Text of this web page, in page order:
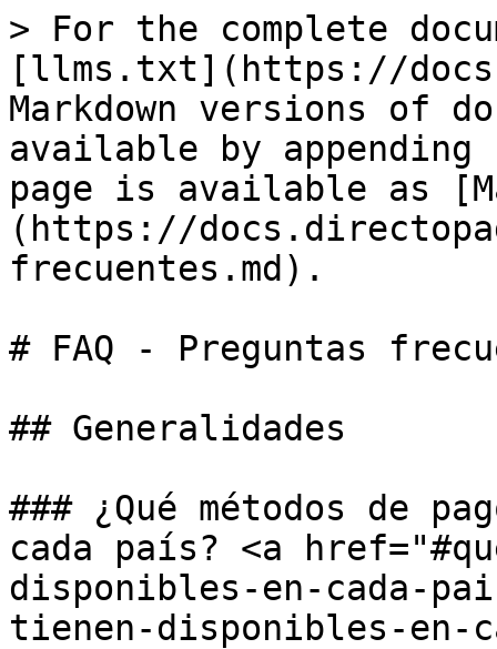
> For the complete
[llms.txt](https://
Markdown versions of
available by
page is available as
(https://
frecuentes.md).
# FAQ - Preguntas
## Generalidades
### ¿Qué métodos de
cada país? <a
disponibles-en-cada-
tienen-disponibles-en-